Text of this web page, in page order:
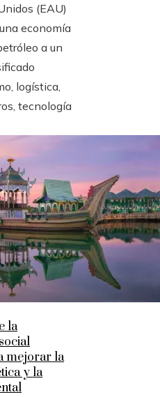
(EAU)
economía
a un
logística,
tecnología
la
mejorar la
y la